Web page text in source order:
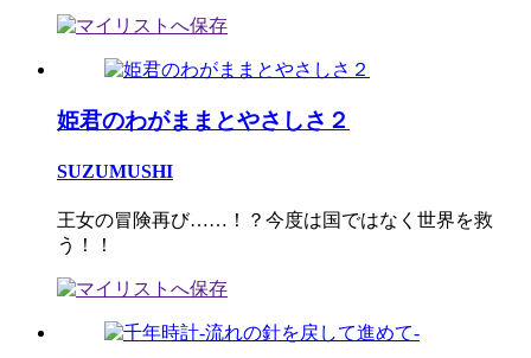
姫君のわがままとやさしさ２
SUZUMUSHI
王女の冒険再び……！？今度は国ではなく世界を救
う！！